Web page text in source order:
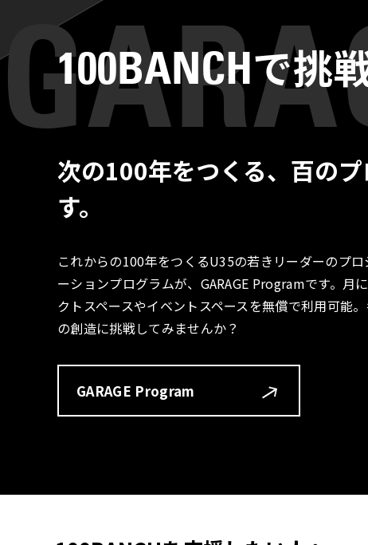
100BANCHで挑
次の100年をつくる、百の
す。
これからの100年をつくるU35の若きリーダーのプ
ーションプログラムが、GARAGE Programです。月
クトスペースやイベントスペースを無償で利用可能
の創造に挑戦してみませんか？
GARAGE Program